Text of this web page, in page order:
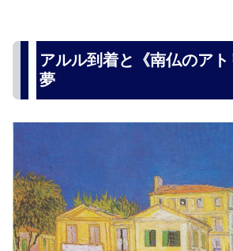
アルル到着と《南仏のアト
夢